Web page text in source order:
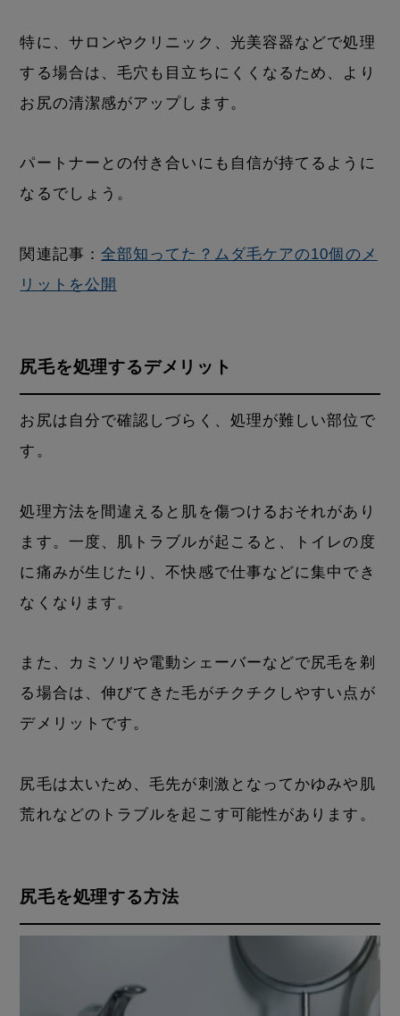
特に、サロンやクリニック、光美容器などで処理
する場合は、毛穴も目立ちにくくなるため、より
お尻の清潔感がアップします。
パートナーとの付き合いにも自信が持てるように
なるでしょう。
関連記事： 全部知ってた？ムダ毛ケアの10個のメ
リットを公開
尻毛を処理するデメリット
お尻は自分で確認しづらく、処理が難しい部位で
す。
処理方法を間違えると肌を傷つけるおそれがあり
ます。一度、肌トラブルが起こると、トイレの度
に痛みが生じたり、不快感で仕事などに集中でき
なくなります。
また、カミソリや電動シェーバーなどで尻毛を剃
る場合は、伸びてきた毛がチクチクしやすい点が
デメリットです。
尻毛は太いため、毛先が刺激となってかゆみや肌
荒れなどのトラブルを起こす可能性があります。
尻毛を処理する方法